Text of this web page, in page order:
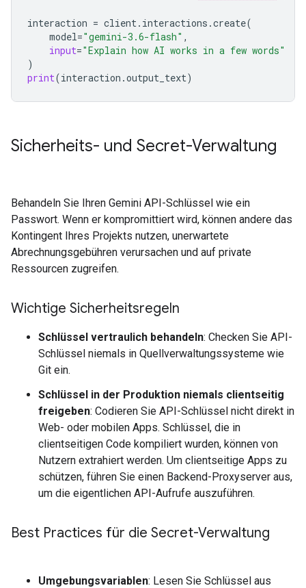
interaction = client. interactions .create(
model="gemini-3.6-flash" ,
input="Explain how AI works in a few words"
)
print(interaction .output_text)
Sicherheits- und Secret-Verwaltung
Behandeln Sie Ihren Gemini API-Schlüssel wie ein
Passwort. Wenn er kompromittiert wird, können andere das
Kontingent Ihres Projekts nutzen, unerwartete
Abrechnungsgebühren verursachen und auf private
Ressourcen zugreifen.
Wichtige Sicherheitsregeln
Schlüssel vertraulich behandeln: Checken Sie API-
Schlüssel niemals in Quellverwaltungssysteme wie
Git ein.
Schlüssel in der Produktion niemals clientseitig
freigeben: Codieren Sie API-Schlüssel nicht direkt in
Web- oder mobilen Apps. Schlüssel, die in
clientseitigen Code kompiliert wurden, können von
Nutzern extrahiert werden. Um clientseitige Apps zu
schützen, führen Sie einen Backend-Proxyserver aus,
um die eigentlichen API-Aufrufe auszuführen.
Best Practices für die Secret-Verwaltung
Umgebungsvariablen: Lesen Sie Schlüssel aus